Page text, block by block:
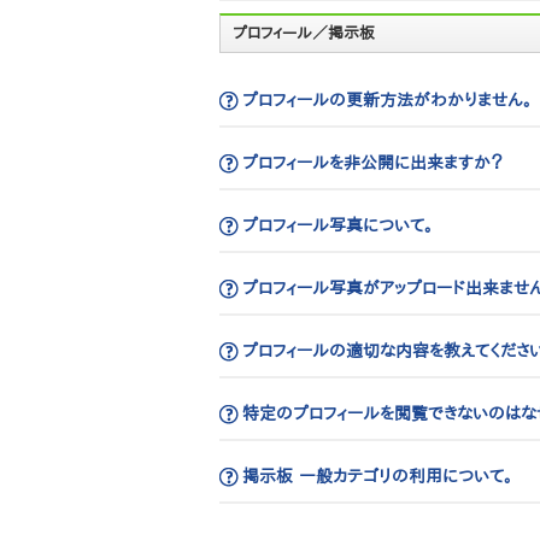
プロフィール／掲示板
プロフィールの更新方法がわかりません。
プロフィールを非公開に出来ますか？
プロフィール写真について。
プロフィール写真がアップロード出来ません
プロフィールの適切な内容を教えてください
特定のプロフィールを閲覧できないのは
掲示板 一般カテゴリの利用について。